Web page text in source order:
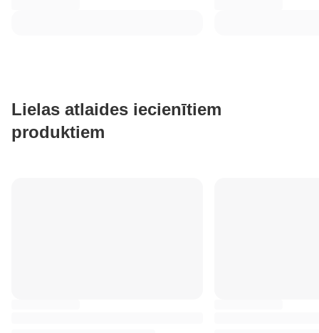
Lielas atlaides iecienītiem
produktiem